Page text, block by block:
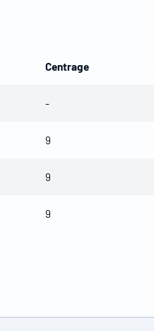
Centrage
-
9
9
9